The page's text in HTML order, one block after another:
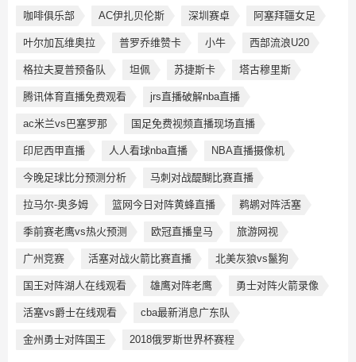
咖啡俱乐部 AC伊扎贝伦斯 深圳赛卓 阿塞拜疆女足
叶尔加瓦维奥拉 普罗乔维赞卡 小牛 西部流浪U20
格拉夫夏普预备队 坦佩 苏捷斯卡 塔古穆里斯
腾讯体育直播免费观看 jrs直播破解nba直播
ac米兰vs巴塞罗那 国足免费视频直播现场直播
印尼西甲直播 人人看球nba直播 NBA直播摄像机
今晚足球比分预测分析 马刺对战醍醐比赛直播
拉马尔-奥多姆 篮网今日对阵黄蜂直播 鹈鹕对阵活塞
季前赛老鹰vs热火预测 欧冠直播皇马 旅游网视
广州竞赛 活塞对战火箭比赛直播 北美灰狼vs鬣狗
国王对阵湖人在线观看 雄鹰对阵老鹰 勇士对阵火箭录像
活塞vs爵士在线观看 cba最新消息广东队
金州勇士对阵国王 2018俄罗斯世界杯赛程